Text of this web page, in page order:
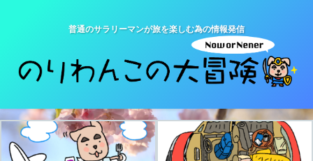
普通のサラリーマンが旅を楽しむ為の情報発信